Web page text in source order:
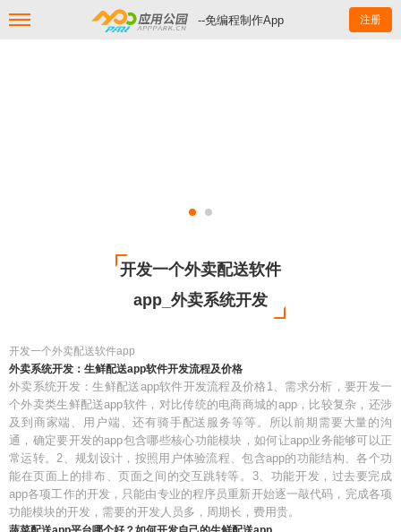
--免编程制作App 注册
开发一个外卖配送软件
app_外卖系统开发
开发一个外卖配送软件app
外卖系统开发：生鲜配送app软件开发流程及价格
外卖系统开发：生鲜配送app软件开发流程及价格1、需求分析，要开发一
个外卖类生鲜配送app软件，对比传统的电商商城的app，比较复杂，还涉
及到商家端、用户端、还有骑手配送服务等等。所以前期需要大量的沟
通，确定要开发的app包含哪些核心功能模块，如何让app业务能够可以正
常运转。2、规划设计，按照用户体验流程、包含app的功能结构、各个功
能在页面上的排布、页面之间的交互跳转等。3、功能开发，过去要完成
app各项工作的开发，只能由专业的程序员重新开始逐一敲代码，完成各项
功能模块的开发，需要的开发人员多，周期长，费用贵。